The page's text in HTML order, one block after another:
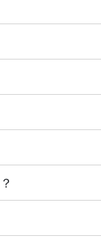
定日前に株式を
べての資格のあ
ずれかを検索し
株価に対する
も、新しいチ
とは、取引を
株式保有への報
座に入金されま
次の配当金は
って異なります
すぐには税金は
。こうした企業
保し、事業拡大
まり、成長株を
利落ち日の翌日